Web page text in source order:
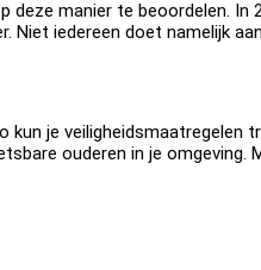
manier te beoordelen. In
Niet iedereen doet namelijk
je veiligheidsmaatregelen
ouderen in je omgeving.